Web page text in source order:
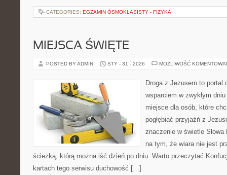
CATEGORIES: EGZAMIN ÓSMOKLASISTY - FIZYKA
MIEJSCA ŚWIĘTE
POSTED BY ADMIN STY - 31 - 2026 MOŻLIWOŚĆ
Droga z Jezusem to
wsparciem w zwykłym
miejsce dla osób, które
pogłębiać przyjaźń z
znaczenie w świetle Słowa
na tym, że wiara nie jest
ścieżką, którą można iść dzień po dniu. Warto przeczytać
kartach tego serwisu duchowość […]